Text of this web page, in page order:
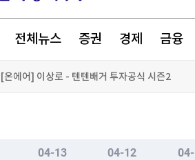
전체뉴스 증권 경제 금융
[포토+] 박정민, '멋짐 가득한 모습~'
"나야, '흑백요리사' 시즌3"
[온에어] 이상로 - 텐텐배거 투자공식 시즌2
뉴스홈
04-13 04-12